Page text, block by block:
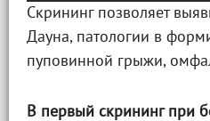
Скрининг позволяет
Дауна, патологии в
пуповинной грыжи,
В первый скрининг при